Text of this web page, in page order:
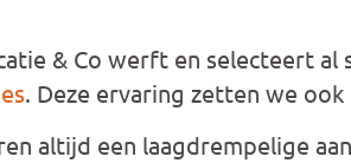
& Co werft en selecteert al
. Deze ervaring zetten we
altijd een laagdrempelige